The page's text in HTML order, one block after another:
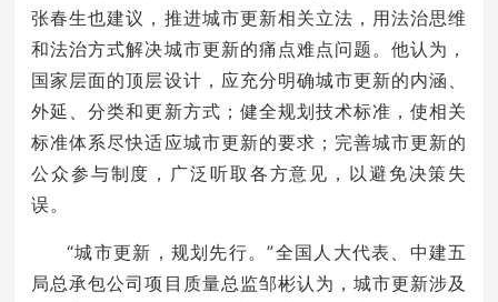
张春生也建议，推进城市更新相关立法，用法治思维
和法治方式解决城市更新的痛点难点问题。他认为，
国家层面的顶层设计，应充分明确城市更新的内涵、
外延、分类和更新方式；健全规划技术标准，使相关
标准体系尽快适应城市更新的要求；完善城市更新的
公众参与制度，广泛听取各方意见，以避免决策失
误。
“城市更新，规划先行。”全国人大代表、中建五
局总承包公司项目质量总监邹彬认为，城市更新涉及